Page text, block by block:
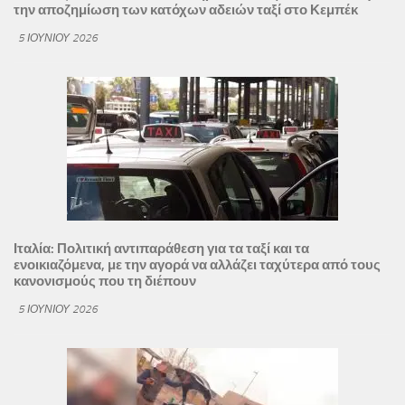
την αποζημίωση των κατόχων αδειών ταξί στο Κεμπέκ
5 ΙΟΥΝΊΟΥ 2026
Ιταλία: Πολιτική αντιπαράθεση για τα ταξί και τα
ενοικιαζόμενα, με την αγορά να αλλάζει ταχύτερα από τους
κανονισμούς που τη διέπουν
5 ΙΟΥΝΊΟΥ 2026